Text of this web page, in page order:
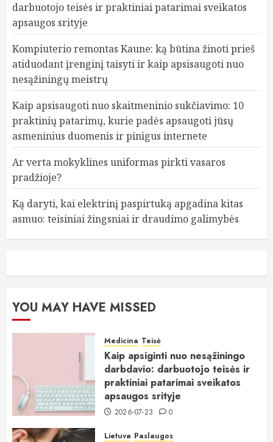
darbuotojo teisės ir praktiniai patarimai sveikatos
apsaugos srityje
Kompiuterio remontas Kaune: ką būtina žinoti prieš
atiduodant įrenginį taisyti ir kaip apsisaugoti nuo
nesąžiningų meistrų
Kaip apsisaugoti nuo skaitmeninio sukčiavimo: 10
praktinių patarimų, kurie padės apsaugoti jūsų
asmeninius duomenis ir pinigus internete
Ar verta mokyklines uniformas pirkti vasaros
pradžioje?
Ką daryti, kai elektrinį paspirtuką apgadina kitas
asmuo: teisiniai žingsniai ir draudimo galimybės
YOU MAY HAVE MISSED
Medicina Teisė
Kaip apsiginti nuo nesąžiningo
darbdavio: darbuotojo teisės ir
praktiniai patarimai sveikatos
apsaugos srityje
2026-07-23 0
Lietuva Paslaugos